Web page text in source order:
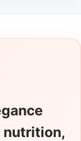
mention type
le Chartreux, ce
important que
sa litière, ses
doivent
Ce niveau
une adoption
nutrition,